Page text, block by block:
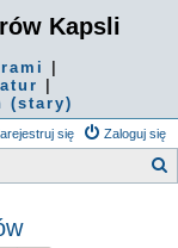
Kapsli
(stary)
Zaloguj się
się